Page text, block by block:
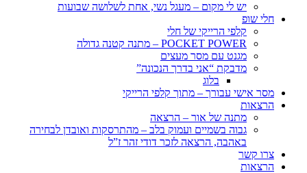
יש לי מקום – מעגל נשי, אחת לשלושה שבועות
חלי שופ
קלפי הרייקי של חלי
POCKET POWER – מתנה קטנה גדולה
מגנט עם מסר מעצים
מדבקת “אני בדרך הנכונה”
בלוג
מסר אישי עבורך – מתוך קלפי הרייקי
הרצאות
מתנה של אור – הרצאה
גבוה בשמיים ועמוק בלב – מהתרסקות ואובדן לבחירה
באהבה, הרצאה לזכר דודי זהר ז”ל
צרו קשר
הרצאות